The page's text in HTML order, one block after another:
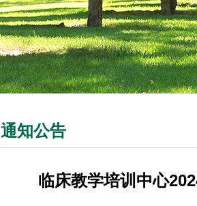
通知公告
临床教学培训中心